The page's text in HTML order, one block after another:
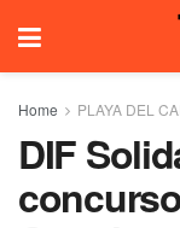
Home PLAYA DEL
DIF